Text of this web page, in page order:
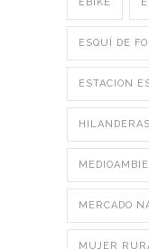
ESQUÍ DE
ESTACION
HILANDERAS
MERCADO
MUJER